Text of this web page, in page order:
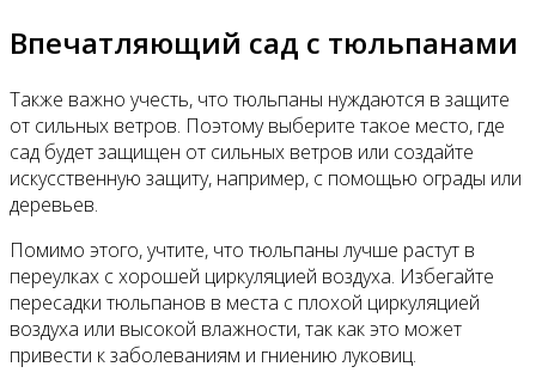
Впечатляющий сад с тюльпанами
Также важно учесть, что тюльпаны нуждаются в защите
от сильных ветров. Поэтому выберите такое место, где
сад будет защищен от сильных ветров или создайте
искусственную защиту, например, с помощью ограды или
деревьев.
Помимо этого, учтите, что тюльпаны лучше растут в
переулках с хорошей циркуляцией воздуха. Избегайте
пересадки тюльпанов в места с плохой циркуляцией
воздуха или высокой влажности, так как это может
привести к заболеваниям и гниению луковиц.